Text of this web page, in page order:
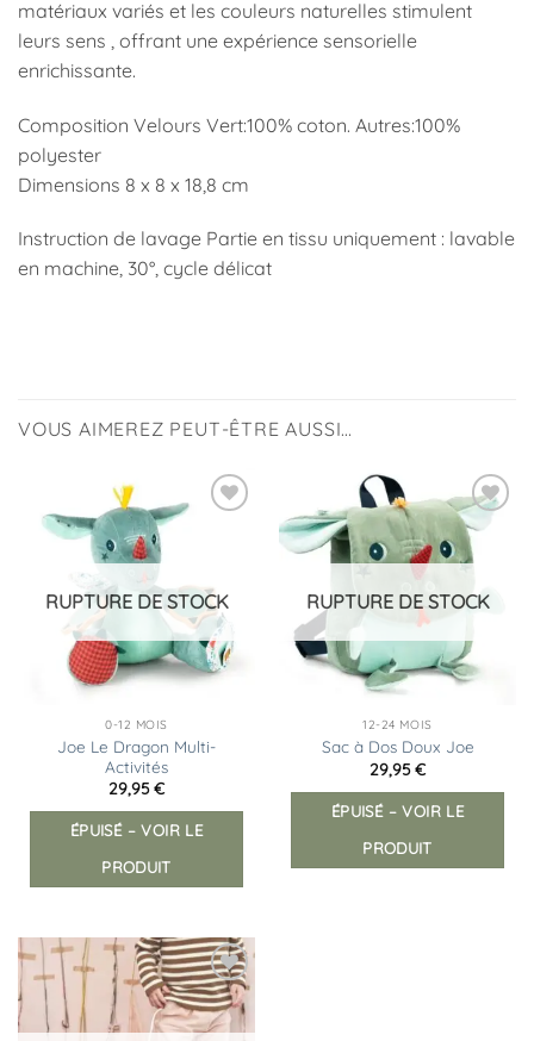
matériaux variés et les couleurs naturelles stimulent
leurs sens , offrant une expérience sensorielle
enrichissante.
Composition Velours Vert:100% coton. Autres:100%
polyester
Dimensions 8 x 8 x 18,8 cm
Instruction de lavage Partie en tissu uniquement : lavable
en machine, 30°, cycle délicat
VOUS AIMEREZ PEUT-ÊTRE AUSSI…
RUPTURE DE STOCK
0-12 MOIS
Joe Le Dragon Multi-
Activités
29,95€
ÉPUISÉ – VOIR LE
PRODUIT
Ajouter
à la
liste
RUPTURE DE STOCK
12-24 MOIS
Sac à Dos Doux Joe
29,95€
ÉPUISÉ – VOIR LE
PRODUIT
Ajouter
à la
liste